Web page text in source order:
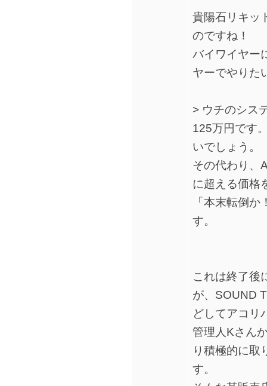
貴陽石リキッ
のですね！
バイワイヤー
ヤーでやりた
> ウチのシス
125万円です
いでしょう。
その代わり、
に超える価格
「本末転倒
す。
これは終了後
が、SOUND
どしてアコリ
管理人Kさん
り積極的に取
す。